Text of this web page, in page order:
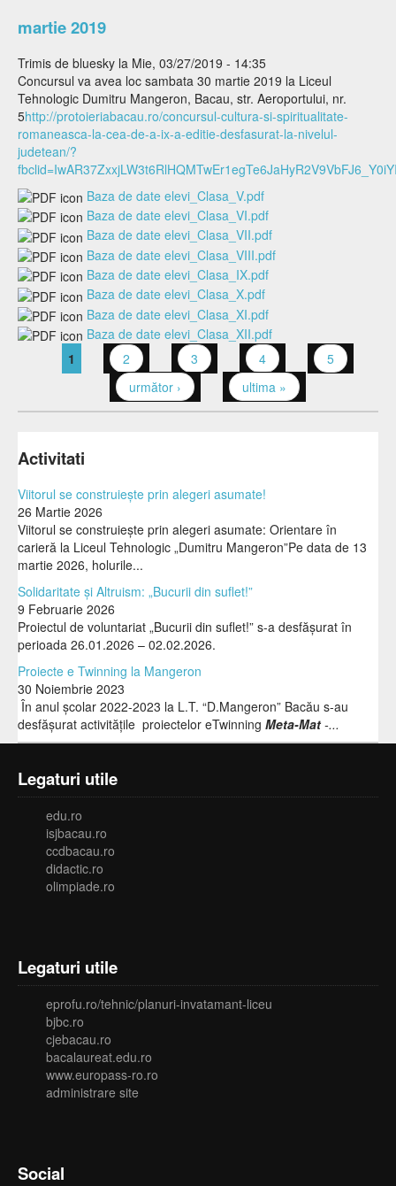
martie 2019
Trimis de bluesky la Mie, 03/27/2019 - 14:35
Concursul va avea loc sambata 30 martie 2019 la Liceul
Tehnologic Dumitru Mangeron, Bacau, str. Aeroportului, nr.
5http://protoieriabacau.ro/concursul-cultura-si-spiritualitate-
romaneasca-la-cea-de-a-ix-a-editie-desfasurat-la-nivelul-
judetean/?
Baza de date elevi_Clasa_V.pdf
Baza de date elevi_Clasa_VI.pdf
Baza de date elevi_Clasa_VII.pdf
Baza de date elevi_Clasa_VIII.pdf
Baza de date elevi_Clasa_IX.pdf
Baza de date elevi_Clasa_X.pdf
Baza de date elevi_Clasa_XI.pdf
Baza de date elevi_Clasa_XII.pdf
Pagini 1 2 3 4
5
următor ›
ultima »
Activitati
Viitorul se construiește prin alegeri asumate!
26 Martie 2026
Viitorul se construiește prin alegeri asumate: Orientare în
carieră la Liceul Tehnologic „Dumitru Mangeron”Pe data de 13
martie 2026, holurile...
Solidaritate și Altruism: „Bucurii din suflet!”
9 Februarie 2026
Proiectul de voluntariat „Bucurii din suflet!” s-a desfășurat în
perioada 26.01.2026 – 02.02.2026.
Proiecte e Twinning la Mangeron
30 Noiembrie 2023
În anul școlar 2022-2023 la L.T. “D.Mangeron” Bacău s-au
desfășurat activitățile proiectelor eTwinning Meta-Mat -...
Legaturi utile
edu.ro
isjbacau.ro
ccdbacau.ro
didactic.ro
olimpiade.ro
Legaturi utile
eprofu.ro/tehnic/planuri-invatamant-liceu
bjbc.ro
cjebacau.ro
bacalaureat.edu.ro
www.europass-ro.ro
administrare site
Social